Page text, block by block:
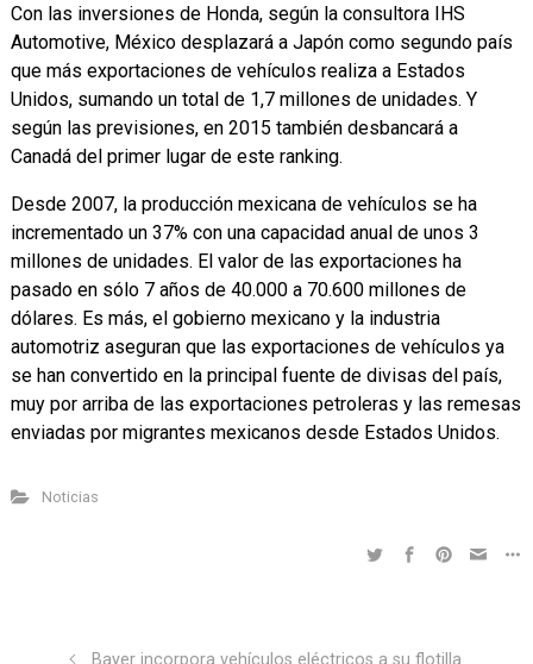
Con las inversiones de Honda, según la consultora IHS
Automotive, México desplazará a Japón como segundo país
que más exportaciones de vehículos realiza a Estados
Unidos, sumando un total de 1,7 millones de unidades. Y
según las previsiones, en 2015 también desbancará a
Canadá del primer lugar de este ranking.
Desde 2007, la producción mexicana de vehículos se ha
incrementado un 37% con una capacidad anual de unos 3
millones de unidades. El valor de las exportaciones ha
pasado en sólo 7 años de 40.000 a 70.600 millones de
dólares. Es más, el gobierno mexicano y la industria
automotriz aseguran que las exportaciones de vehículos ya
se han convertido en la principal fuente de divisas del país,
muy por arriba de las exportaciones petroleras y las remesas
enviadas por migrantes mexicanos desde Estados Unidos.
Noticias
Bayer incorpora vehículos eléctricos a su flotilla